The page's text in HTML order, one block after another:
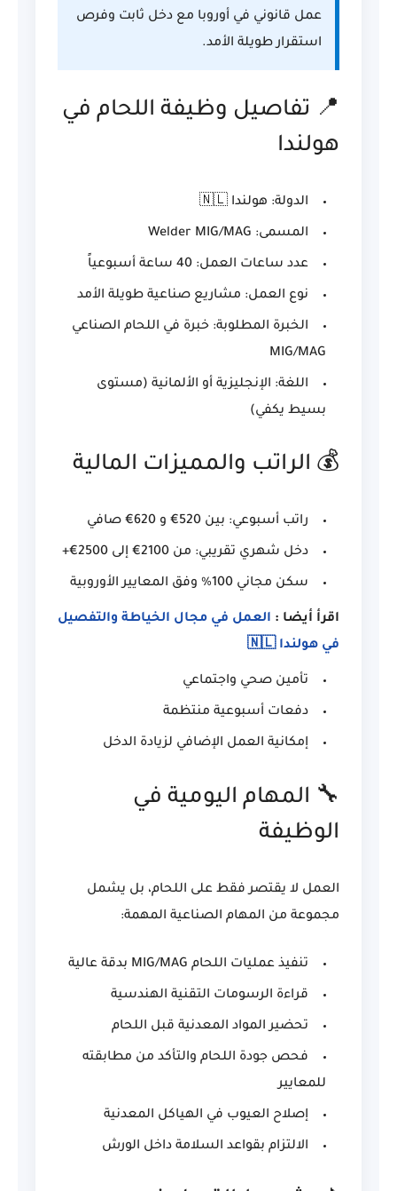
عمل قانوني في أوروبا مع دخل ثابت وفرص
استقرار طويلة الأمد.
📍 تفاصيل وظيفة اللحام في
هولندا
الدولة: هولندا 🇳🇱
المسمى: Welder MIG/MAG
عدد ساعات العمل: 40 ساعة أسبوعياً
نوع العمل: مشاريع صناعية طويلة الأمد
الخبرة المطلوبة: خبرة في اللحام الصناعي
MIG/MAG
اللغة: الإنجليزية أو الألمانية (مستوى
بسيط يكفي)
💰 الراتب والمميزات المالية
راتب أسبوعي: بين 520€ و 620€ صافي
دخل شهري تقريبي: من 2100€ إلى 2500€+
سكن مجاني 100% وفق المعايير الأوروبية
اقرأ أيضا : العمل في مجال الخياطة والتفصيل
في هولندا 🇳🇱
تأمين صحي واجتماعي
دفعات أسبوعية منتظمة
إمكانية العمل الإضافي لزيادة الدخل
🔧 المهام اليومية في
الوظيفة
العمل لا يقتصر فقط على اللحام، بل يشمل
مجموعة من المهام الصناعية المهمة:
تنفيذ عمليات اللحام MIG/MAG بدقة عالية
قراءة الرسومات التقنية الهندسية
تحضير المواد المعدنية قبل اللحام
فحص جودة اللحام والتأكد من مطابقته
للمعايير
إصلاح العيوب في الهياكل المعدنية
الالتزام بقواعد السلامة داخل الورش